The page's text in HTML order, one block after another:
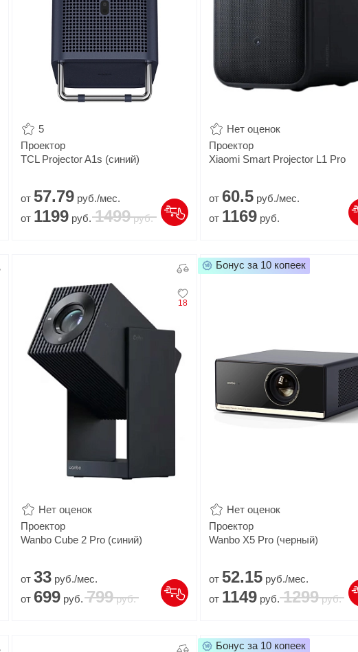
5
Проектор
TCL Projector A1s (синий)
от57.79 руб./мес.
от 1199 руб. 1499руб.
Нет оценок
Проектор
Xiaomi Smart Projector L1 Pro
от 60.5руб./мес.
от 1169руб.
18
Нет оценок
Проектор
Wanbo Cube 2 Pro (синий)
от33 руб./мес.
от 699 руб. 799руб.
Нет оценок
Проектор
Wanbo X5 Pro (черный)
от 52.15руб./мес.
от 1149руб. 1299руб.
Бонус за 10 копеек
Бонус за 10 копеек